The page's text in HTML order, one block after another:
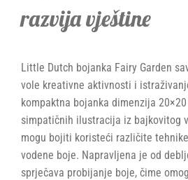
razvija vještine
Little Dutch bojanka Fairy Garden
vole kreativne aktivnosti i
kompaktna bojanka dimenzija
simpatičnih ilustracija iz bajkovitog
mogu bojiti koristeći različite
vodene boje. Napravljena je od
sprječava probijanje boje, čime